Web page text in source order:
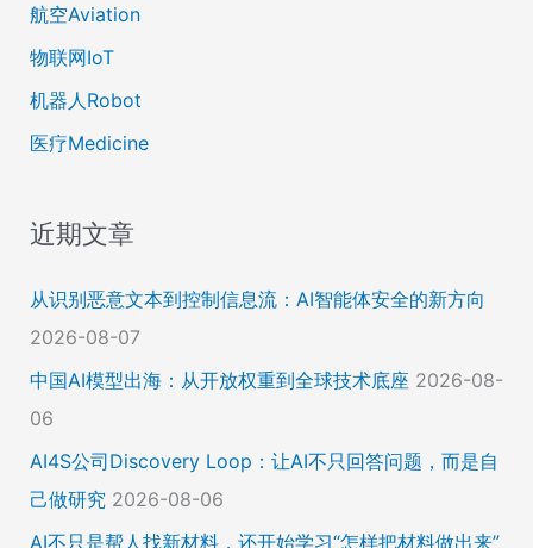
航空Aviation
物联网IoT
机器人Robot
医疗Medicine
近期文章
从识别恶意文本到控制信息流：AI智能体安全的新方向
2026-08-07
中国AI模型出海：从开放权重到全球技术底座 2026-08-
06
AI4S公司Discovery Loop：让AI不只回答问题，而是自
己做研究 2026-08-06
AI不只是帮人找新材料，还开始学习“怎样把材料做出来”